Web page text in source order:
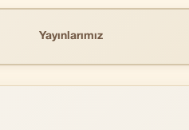
Yayınlarımız